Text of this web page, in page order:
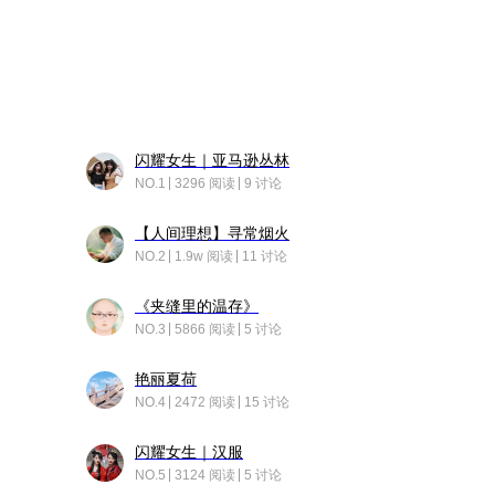
闪耀女生｜亚马逊丛林
NO.1 3296 阅读 9 讨论
【人间理想】寻常烟火
NO.2 1.9w 阅读 11 讨论
《夹缝里的温存》
NO.3 5866 阅读 5 讨论
艳丽夏荷
NO.4 2472 阅读 15 讨论
闪耀女生｜汉服
NO.5 3124 阅读 5 讨论